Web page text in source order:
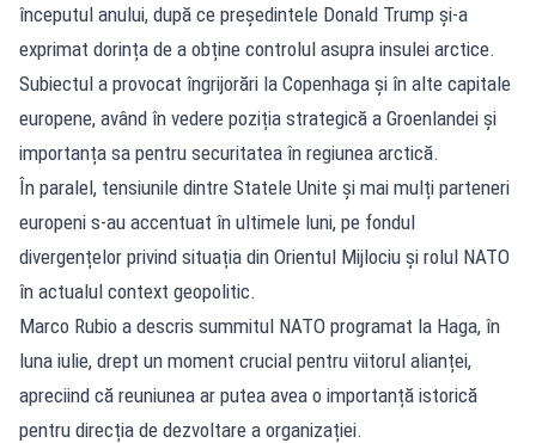
începutul anului, după ce președintele Donald Trump și-a
exprimat dorința de a obține controlul asupra insulei arctice.
Subiectul a provocat îngrijorări la Copenhaga și în alte capitale
europene, având în vedere poziția strategică a Groenlandei și
importanța sa pentru securitatea în regiunea arctică.
În paralel, tensiunile dintre Statele Unite și mai mulți parteneri
europeni s-au accentuat în ultimele luni, pe fondul
divergențelor privind situația din Orientul Mijlociu și rolul NATO
în actualul context geopolitic.
Marco Rubio a descris summitul NATO programat la Haga, în
luna iulie, drept un moment crucial pentru viitorul alianței,
apreciind că reuniunea ar putea avea o importanță istorică
pentru direcția de dezvoltare a organizației.